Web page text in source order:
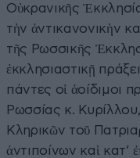
Οὐκρανικῆς
τὴν ἀντικανονικὴν
τῆς Ρωσσικῆς
ἐκκλησιαστικῇ
πάντες οἱ ἀοίδιμοι
Ρωσσίας κ.
Κληρικῶν τοῦ
ἀντιποίνων καὶ κατ’